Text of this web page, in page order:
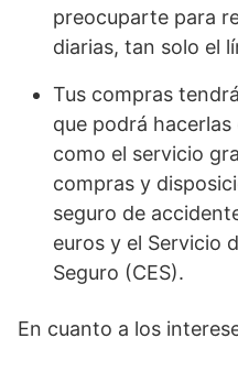
preocuparte para
diarias, tan solo el
Tus compras
que podrá
como el servicio
compras y
seguro de
euros y el Servicio
Seguro (CES).
En cuanto a los